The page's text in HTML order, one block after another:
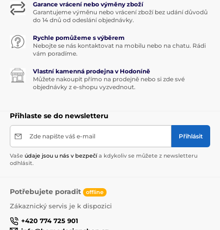
Garance vrácení nebo výměny zboží
Garantujeme výměnu nebo vrácení zboží bez udání důvodů
do 14 dnů od odeslání objednávky.
Rychle pomůžeme s výběrem
Nebojte se nás kontaktovat na mobilu nebo na chatu. Rádi
vám poradíme.
Vlastní kamenná prodejna v Hodoníně
Můžete nakoupit přímo na prodejně nebo si zde své
objednávky z e-shopu vyzvednout.
Přihlaste se do newsletteru
Zde napište váš e-mail Přihlásit
Vaše údaje jsou u nás v bezpečí a kdykoliv se můžete z newsletteru
odhlásit.
Potřebujete poradit offline
Zákaznický servis je k dispozici
+420 774 725 901